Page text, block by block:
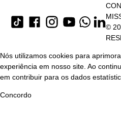
©
Nós utilizamos cookies para
experiência em nosso site. Ao
em contribuir para os dados
Concordo